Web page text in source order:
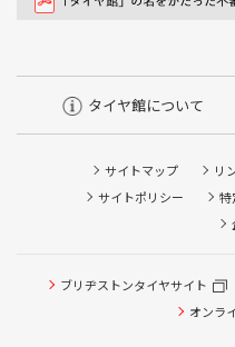
タイヤ館について
サイトマップ リ
サイトポリシー
特
ブリヂストンタイヤサイト
オンラ
タイヤ点検・安全点検/
ピット作業の予約